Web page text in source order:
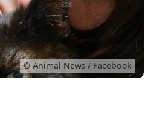
© Animal News / Facebook